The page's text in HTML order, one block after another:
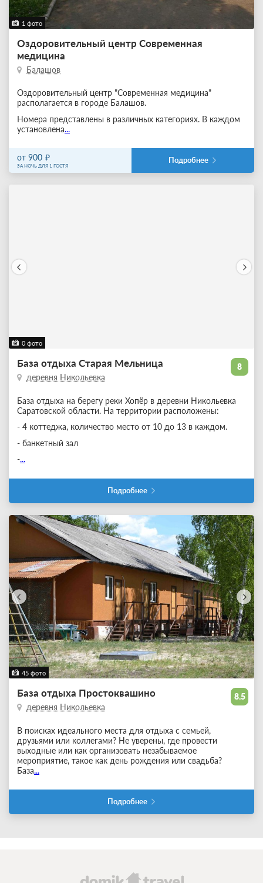
1 фото
Оздоровительный центр Современная
медицина
Балашов
Оздоровительный центр "Современная медицина"
располагается в городе Балашов.
Номера представлены в различных категориях. В каждом
установлена...
от 900
ЗА НОЧЬ ДЛЯ 1 ГОСТЯ
Подробнее
0 фото
8
База отдыха Старая Мельница
деревня Никольевка
База отдыха на берегу реки Хопёр в деревни Никольевка
Саратовской области. На территории расположены:
- 4 коттеджа, количество место от 10 до 13 в каждом.
- банкетный зал
-...
Подробнее
45 фото
8.5
База отдыха Простоквашино
деревня Никольевка
В поисках идеального места для отдыха с семьей,
друзьями или коллегами? Не уверены, где провести
выходные или как организовать незабываемое
мероприятие, такое как день рождения или свадьба?
База...
Подробнее